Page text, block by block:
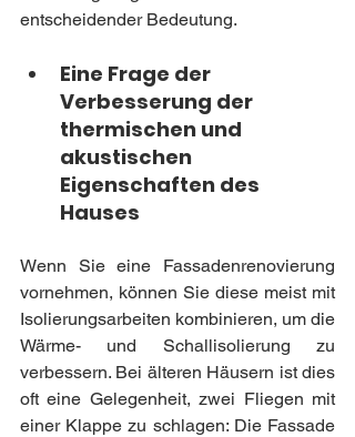
entscheidender Bedeutung.
Eine Frage der
Verbesserung der
thermischen und
akustischen
Eigenschaften des
Hauses
Wenn Sie eine Fassadenrenovierung
vornehmen, können Sie diese meist mit
Isolierungsarbeiten kombinieren, um die
Wärme- und Schallisolierung zu
verbessern. Bei älteren Häusern ist dies
oft eine Gelegenheit, zwei Fliegen mit
einer Klappe zu schlagen: Die Fassade